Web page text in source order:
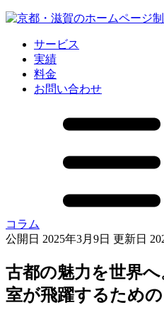
サービス
実績
料金
お問い合わせ
コラム
公開日 2025年3月9日 更新日
古都の魅力を世界
室が飛躍するため